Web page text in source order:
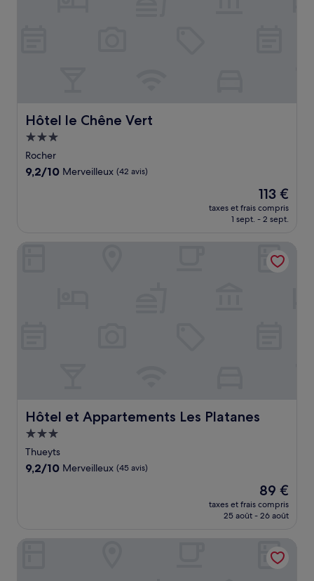
Hôtel le Chêne Vert
Hôtel le Chêne Vert
Hébergement
3.0 étoiles
Rocher
9.2
9,2/10 Merveilleux (42 avis)
Le
nouveau
prix
de
113 €
113 €
taxes et frais compris
1 sept. - 2 sept.
Hôtel et Appartements Les Platanes
Hôtel et Appartements Les Platanes
Hébergement
3.0 étoiles
Thueyts
9.2
9,2/10 Merveilleux (45 avis)
Le
nouveau
prix
de
89 €
89 €
taxes et frais compris
25 août - 26 août